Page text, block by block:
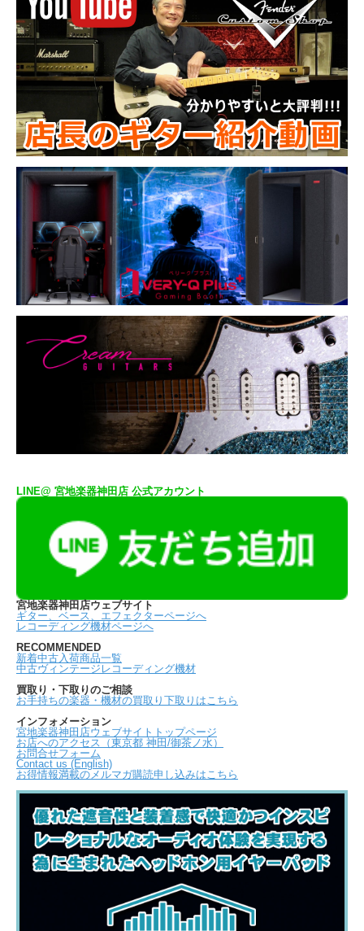
LINE@ 宮地楽器神田店 公式アカウント
宮地楽器神田店ウェブサイト
ギター、ベース、エフェクターページへ
レコーディング機材ページへ
RECOMMENDED
新着中古入荷商品一覧
中古ヴィンテージレコーディング機材
買取り・下取りのご相談
お手持ちの楽器・機材の買取り下取りはこちら
インフォメーション
宮地楽器神田店ウェブサイトトップページ
お店へのアクセス（東京都 神田/御茶ノ水）
お問合せフォーム
Contact us (English)
お得情報満載のメルマガ購読申し込みはこちら